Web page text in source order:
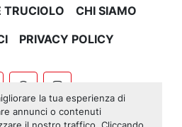
la tua esperienza di
annunci o contenuti
TRUCIOLO
CHI SIAMO
PRIVACY POLICY
whatsappinstagram
sito web diMachinio